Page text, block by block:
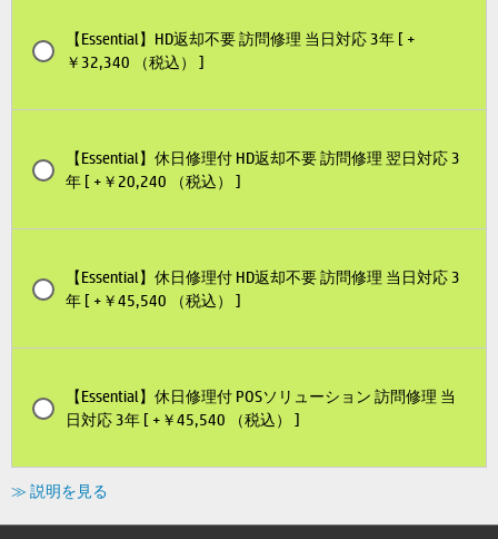
【Essential】HD返却不要 訪問修理 当日対応 3年 [ +
￥32,340 （税込） ]
【Essential】休日修理付 HD返却不要 訪問修理 翌日対応 3
年 [ +￥20,240 （税込） ]
【Essential】休日修理付 HD返却不要 訪問修理 当日対応 3
年 [ +￥45,540 （税込） ]
【Essential】休日修理付 POSソリューション 訪問修理 当
日対応 3年 [ +￥45,540 （税込） ]
≫ 説明を見る